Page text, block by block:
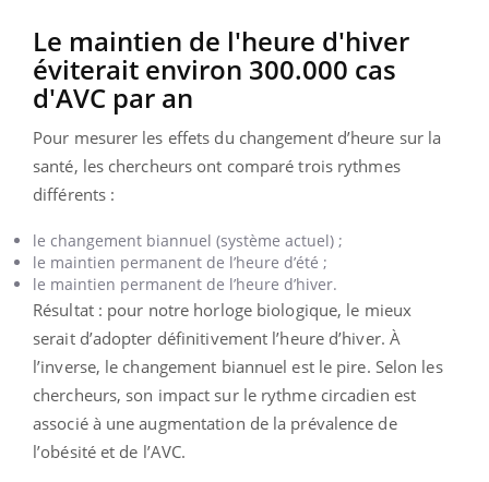
Le maintien de l'heure d'hiver
éviterait environ 300.000 cas
d'AVC par an
Pour mesurer les effets du changement d’heure sur la
santé, les chercheurs ont comparé trois rythmes
différents :
le changement biannuel (système actuel) ;
le maintien permanent de l’heure d’été ;
le maintien permanent de l’heure d’hiver.
Résultat : pour notre horloge biologique, le mieux
serait d’adopter définitivement l’heure d’hiver. À
l’inverse, le changement biannuel est le pire. Selon les
chercheurs, son impact sur le rythme circadien est
associé à une augmentation de la prévalence de
l’obésité et de l’AVC.